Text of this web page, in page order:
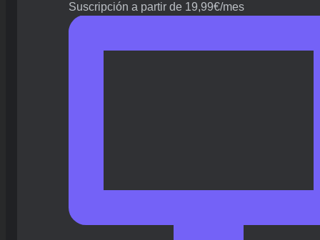
Suscripción a partir de 19,99€/mes